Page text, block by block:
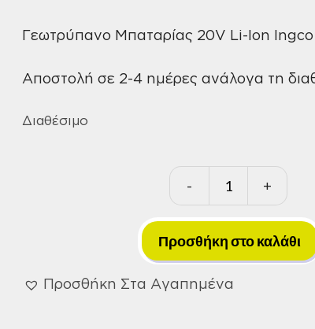
Γεωτρύπανο Μπαταρίας 20V Li-Ion Ingco
Αποστολή σε 2-4 ημέρες ανάλογα τη
Διαθέσιμο
-
Γεωτρύπανο
Μπαταρίας
20V
Li-
Ion
+
Προσθήκη στο καλάθι
Προσθήκη Στα Αγαπημένα